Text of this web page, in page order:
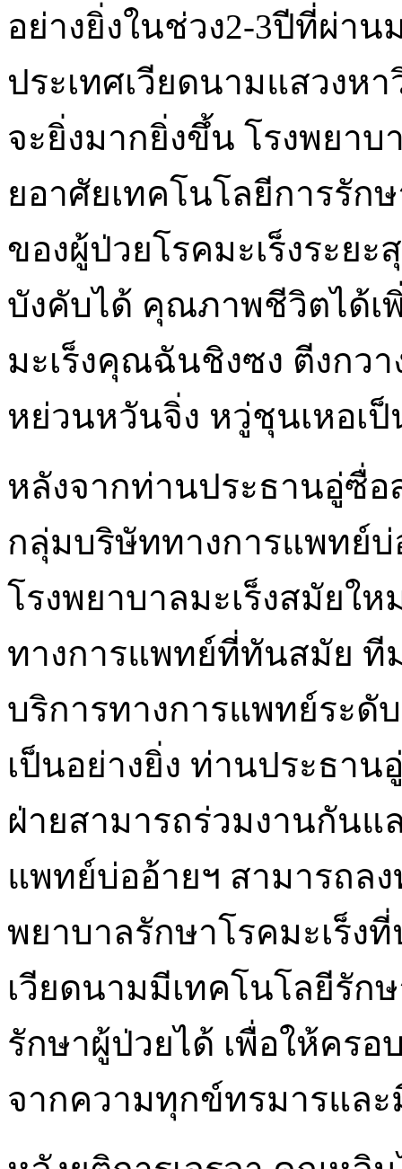
อย่างยิ่งในช่วง2-3ปีที่ผ่าน
ประเทศเวียดนามแสวงห
จะยิ่งมากยิ่งขึ้น โรงพยาบ
ยอาศัยเทคโนโลยีการรัก
ของผู้ป่วยโรคมะเร็งระย
บังคับได้ คุณภาพชีวิตได้เ
มะเร็งคุณฉันชิงซง ตีงกว
หย่วนหวันจิ่ง หวู่ชุนเหอเ
หลังจากท่านประธานอู่ซื่
กลุ่มบริษัททางการแพทย์
โรงพยาบาลมะเร็งสมัยใ
ทางการแพทย์ที่ทันสมัย ที
บริการทางการแพทย์ระ
เป็นอย่างยิ่ง ท่านประธาน
ฝ่ายสามารถร่วมงานกันแ
แพทย์บ่ออ้ายฯ สามารถล
พยาบาลรักษาโรคมะเร็ง
เวียดนามมีเทคโนโลยีรัก
รักษาผู้ป่วยได้ เพื่อให้คร
จากความทุกข์ทรมารแล